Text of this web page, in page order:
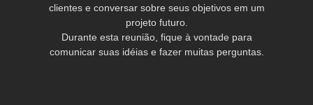
clientes e conversar sobre seus objetivos em um
projeto futuro.
Durante esta reunião, fique à vontade para
comunicar suas idéias e fazer muitas perguntas.